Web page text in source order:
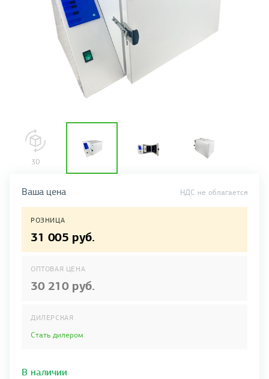
Ваша цена НДС не облагается
РОЗНИЦА
31 005 руб.
ОПТОВАЯ ЦЕНА
30 210 руб.
ДИЛЕРСКАЯ
Стать дилером
В наличии